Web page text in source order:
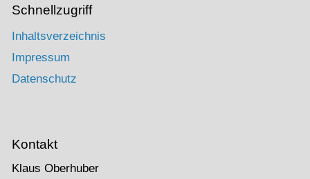
Schnellzugriff
Inhaltsverzeichnis
Impressum
Datenschutz
Kontakt
Klaus Oberhuber